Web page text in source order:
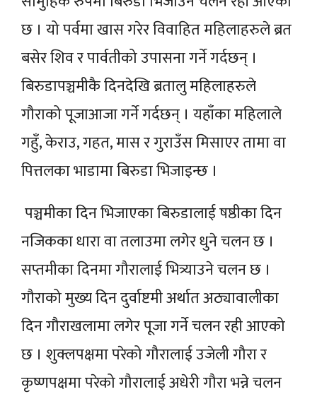
छ । यो पर्वमा खास गरेर विवाहित महिलाहरुले ब्रत
बसेर शिव र पार्वतीको उपासना गर्ने गर्दछन् ।
बिरुडापञ्चमीकै दिनदेखि ब्रतालु महिलाहरुले
गौराको पूजाआजा गर्ने गर्दछन् । यहाँका महिलाले
गहुँ, केराउ, गहत, मास र गुराउँस मिसाएर तामा वा
पित्तलका भाडामा बिरुडा भिजाइन्छ ।
पञ्चमीका दिन भिजाएका बिरुडालाई षष्ठीका दिन
नजिकका धारा वा तलाउमा लगेर धुने चलन छ ।
सप्तमीका दिनमा गौरालाई भित्र्याउने चलन छ ।
गौराको मुख्य दिन दुर्वाष्टमी अर्थात अठ्यावालीका
दिन गौराखलामा लगेर पूजा गर्ने चलन रही आएको
छ । शुक्लपक्षमा परेको गौरालाई उजेली गौरा र
कृष्णपक्षमा परेको गौरालाई अधेरी गौरा भन्ने चलन